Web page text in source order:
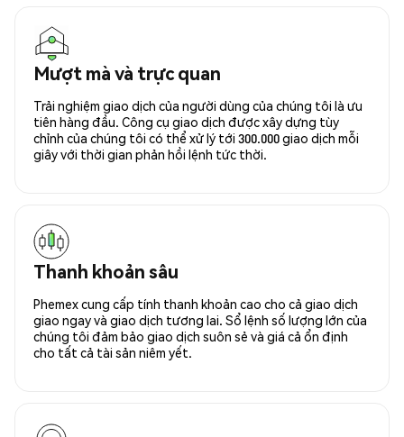
Mượt mà và trực quan
Trải nghiệm giao dịch của người dùng của chúng tôi là ưu
tiên hàng đầu. Công cụ giao dịch được xây dựng tùy
chỉnh của chúng tôi có thể xử lý tới 300.000 giao dịch mỗi
giây với thời gian phản hồi lệnh tức thời.
Thanh khoản sâu
Phemex cung cấp tính thanh khoản cao cho cả giao dịch
giao ngay và giao dịch tương lai. Sổ lệnh số lượng lớn của
chúng tôi đảm bảo giao dịch suôn sẻ và giá cả ổn định
cho tất cả tài sản niêm yết.